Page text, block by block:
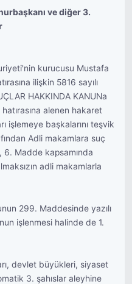
ve diğer 3.
kurucusu Mustafa
ilişkin 5816 sayılı
HAKKINDA KANUNa
alenen hakaret
işlemeye başkalarını teşvik
Adli makamlara suç
Madde kapsamında
adli makamlarla
299. Maddesinde yazılı
işlenmesi halinde de 1.
devlet büyükleri, siyaset
3. şahıslar aleyhine